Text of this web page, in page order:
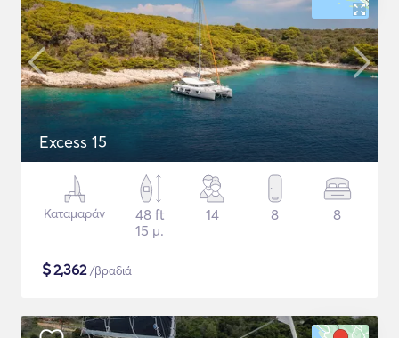
Excess 15
Καταμαράν
48 ft
15 μ.
14 8 8
$2,362/βραδιά